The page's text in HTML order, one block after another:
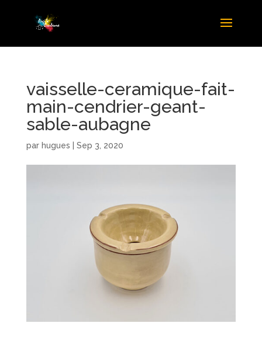
vaisselle-ceramique-fait-
main-cendrier-geant-
sable-aubagne
par hugues Sep 3, 2020